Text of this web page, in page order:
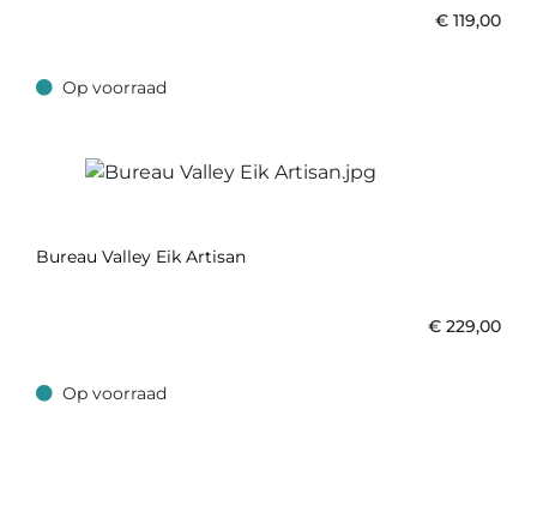
€ 119,00
Op voorraad
Op voorraad
Bureau Valley Eik Artisan
€ 229,00
Op voorraad
Op voorraad